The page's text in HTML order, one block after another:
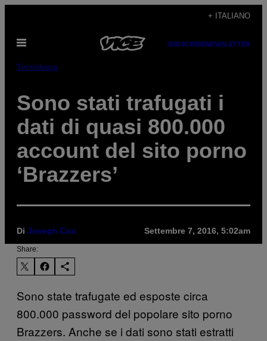
contenuto
+ ITALIANO
Apri
SUBSCRIBENEWSLETTER
Tecnología
Sono stati trafugati i
dati di quasi 800.000
account del sito porno
‘Brazzers’
Di Joseph Cox Settembre 7, 2016, 5:02am
Share:
Sono state trafugate ed esposte circa
800.000 password del popolare sito porno
Brazzers. Anche se i dati sono stati estratti